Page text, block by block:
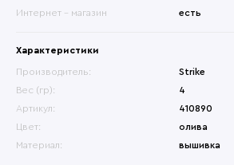
Интернет - магазин есть
Характеристики
Производитель:
Strike
Вес (гр):
4
Артикул:
410890
Цвет:
олива
Материал:
вышивка